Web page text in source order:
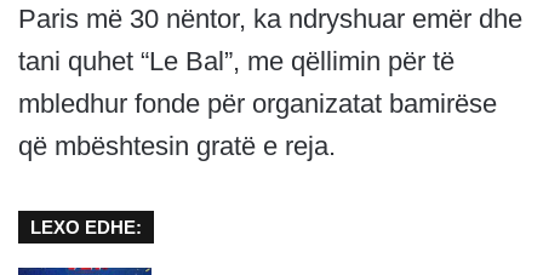
Paris më 30 nëntor, ka ndryshuar emër dhe
tani quhet “Le Bal”, me qëllimin për të
mbledhur fonde për organizatat bamirëse
që mbështesin gratë e reja.
LEXO EDHE: